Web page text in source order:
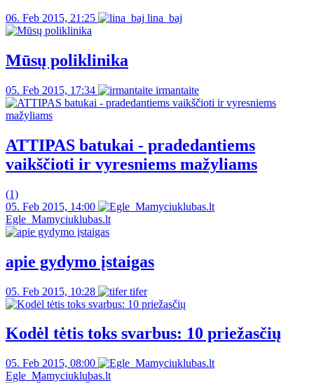
06. Feb 2015, 21:25 lina_baj
Mūsų poliklinika
05. Feb 2015, 17:34 irmantaite
ATTIPAS batukai - pradedantiems
vaikščioti ir vyresniems mažyliams
(1)
05. Feb 2015, 14:00
Egle_Mamyciuklubas.lt
apie gydymo įstaigas
05. Feb 2015, 10:28 tifer
Kodėl tėtis toks svarbus: 10 priežasčių
05. Feb 2015, 08:00
Egle_Mamyciuklubas.lt